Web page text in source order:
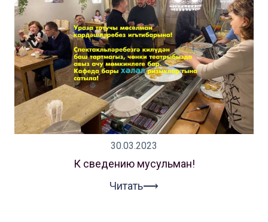
30.03.2023
К сведению мусульман!
Читать⟶